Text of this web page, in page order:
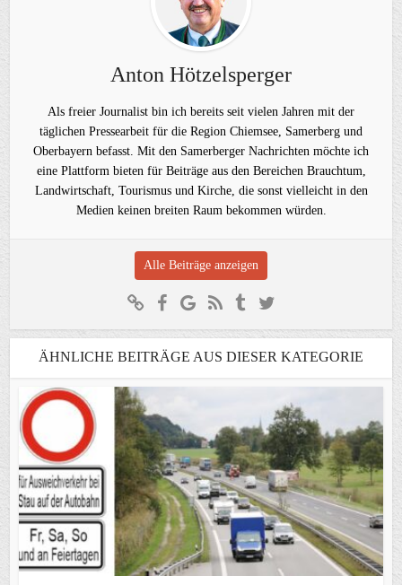
Anton Hötzelsperger
Als freier Journalist bin ich bereits seit vielen Jahren mit der
täglichen Pressearbeit für die Region Chiemsee, Samerberg und
Oberbayern befasst. Mit den Samerberger Nachrichten möchte ich
eine Plattform bieten für Beiträge aus den Bereichen Brauchtum,
Landwirtschaft, Tourismus und Kirche, die sonst vielleicht in den
Medien keinen breiten Raum bekommen würden.
Alle Beiträge anzeigen
ÄHNLICHE BEITRÄGE AUS DIESER KATEGORIE